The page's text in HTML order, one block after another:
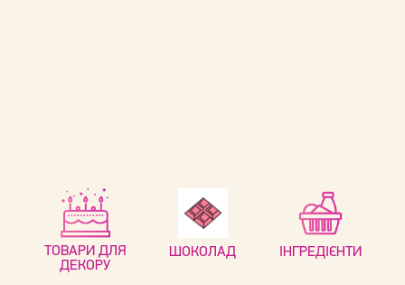
ТОВАРИ ДЛЯ
ДЕКОРУ
ШОКОЛАД ІНГРЕДІЄНТИ